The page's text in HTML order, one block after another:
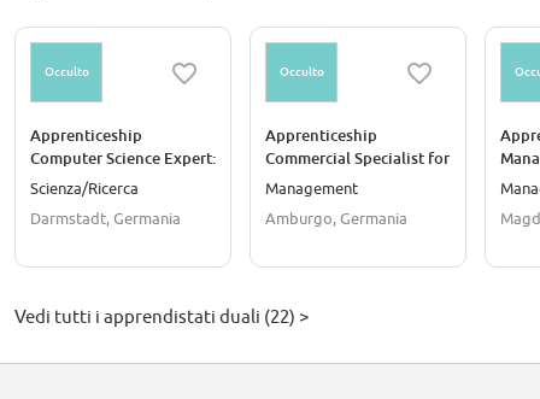
Occulto
Apprenticeship
Computer Science Expert:
System Integration
Scienza/Ricerca
Darmstadt, Germania
Occulto
Apprenticeship
Commercial Specialist for
IT System Management
Management
Amburgo, Germania
for
Vedi tutti i apprendistati duali (22) >